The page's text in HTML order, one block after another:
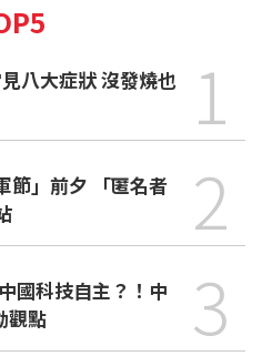
1
節」前夕 「匿名者
2
觀點
3